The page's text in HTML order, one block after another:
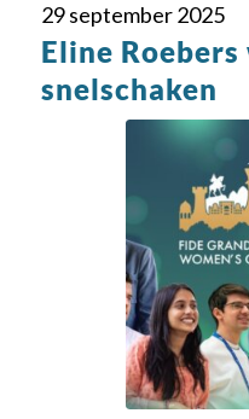
29 september 2025
Eline
snelschaken